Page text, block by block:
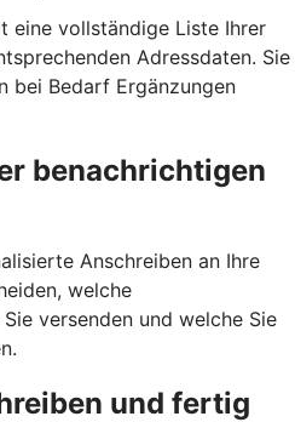
eine vollständige Liste Ihrer
Adressdaten. Sie
bei Bedarf Ergänzungen
benachrichtigen
Anschreiben an Ihre
welche
versenden und welche Sie
und fertig